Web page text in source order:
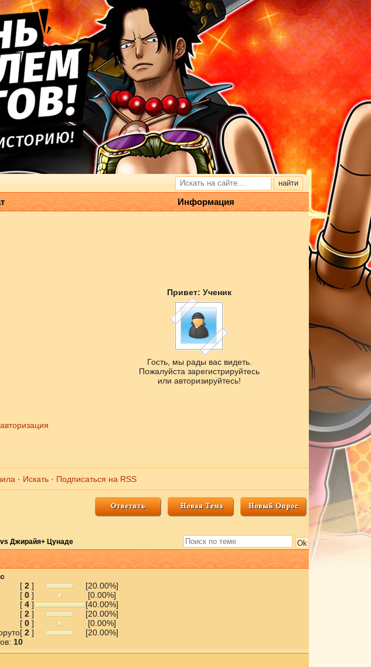
Информация
Привет: Ученик
Гость, мы рады вас видеть.
Пожалуйста зарегистрируйтесь
или авторизируйтесь!
· Искать· Подписаться на RSS
Джирайя+ Цунаде
[ 2 ]
[20.00%]
[ 0 ]
[0.00%]
[ 4 ]
[40.00%]
[ 2 ]
[20.00%]
[ 0 ]
[0.00%]
[ 2 ]
[20.00%]
10